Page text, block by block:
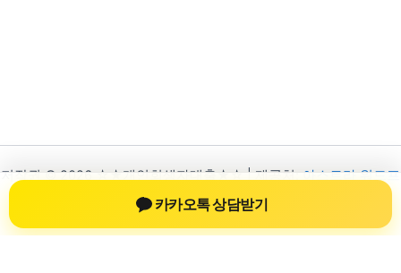
저작권 © 2026 ☆★개인회생자대출★☆ | 제공처:
아스트라 워드프
레스 테마
카카오톡 상담받기